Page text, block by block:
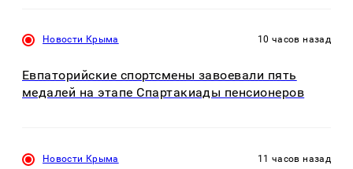
Новости Крыма 10 часов назад
Евпаторийские спортсмены завоевали пять
медалей на этапе Спартакиады пенсионеров
Новости Крыма 11 часов назад